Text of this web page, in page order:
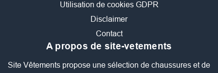
Utilisation de cookies GDPR
Disclaimer
Contact
A propos de site-vetements
Site Vêtements propose une sélection de chaussures et de